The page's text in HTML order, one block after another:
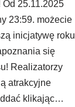
Od 25.11.2025
23:59. możecie
inicjatywę roku
się
Realizatorzy
atrakcyjne
klikając…